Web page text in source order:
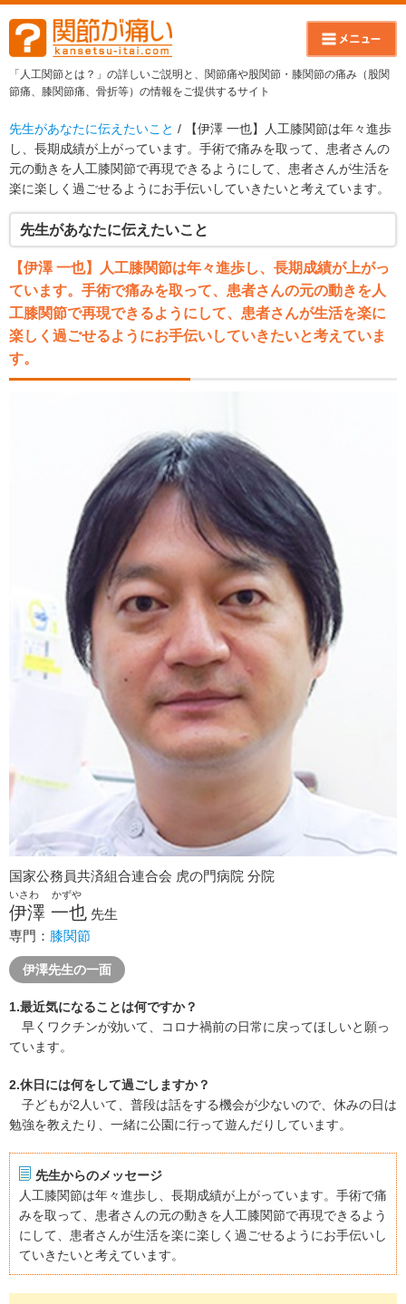
「人工関節とは？」の詳しいご説明と、関節痛や股関節・膝関節の痛み（股関
節痛、膝関節痛、骨折等）の情報をご提供するサイト
先生があなたに伝えたいこと / 【伊澤 一也】人工膝関節は年々進歩
し、長期成績が上がっています。手術で痛みを取って、患者さんの
元の動きを人工膝関節で再現できるようにして、患者さんが生活を
楽に楽しく過ごせるようにお手伝いしていきたいと考えています。
先生があなたに伝えたいこと
【伊澤 一也】人工膝関節は年々進歩し、長期成績が上がっ
ています。手術で痛みを取って、患者さんの元の動きを人
工膝関節で再現できるようにして、患者さんが生活を楽に
楽しく過ごせるようにお手伝いしていきたいと考えていま
す。
国家公務員共済組合連合会 虎の門病院 分院
いさわ かずや
伊澤 一也 先生
専門： 膝関節
伊澤先生の一面
1.最近気になることは何ですか？
早くワクチンが効いて、コロナ禍前の日常に戻ってほしいと願っ
ています。
2.休日には何をして過ごしますか？
子どもが2人いて、普段は話をする機会が少ないので、休みの日は
勉強を教えたり、一緒に公園に行って遊んだりしています。
先生からのメッセージ
人工膝関節は年々進歩し、長期成績が上がっています。手術で痛
みを取って、患者さんの元の動きを人工膝関節で再現できるよう
にして、患者さんが生活を楽に楽しく過ごせるようにお手伝いし
ていきたいと考えています。